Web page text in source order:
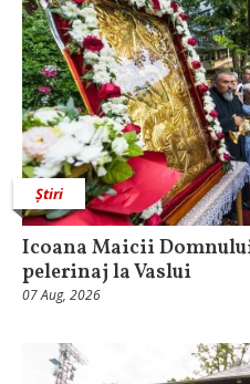
Știri
Icoana Maicii
pelerinaj la Vaslui
07 Aug, 2026